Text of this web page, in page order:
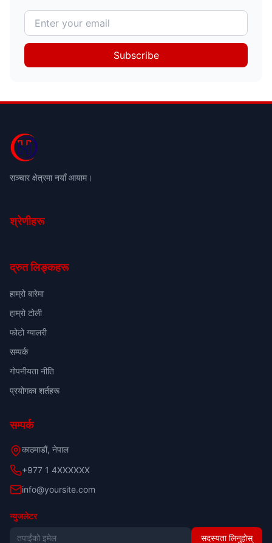
Subscribe
सञ्चार क्षेत्रमा नयाँ आयाम।
श्रेणीहरू
द्रुत लिङ्कहरू
हाम्रो बारेमा
हाम्रो टोली
फोटो ग्यालरी
सम्पर्क
गोपनीयता नीति
प्रयोगका शर्तहरू
सम्पर्क
काठमाडौं, नेपाल
+977 1 4XXXXXX
info@yoursite.com
न्युजलेटर
सदस्यता लिनुहोस्